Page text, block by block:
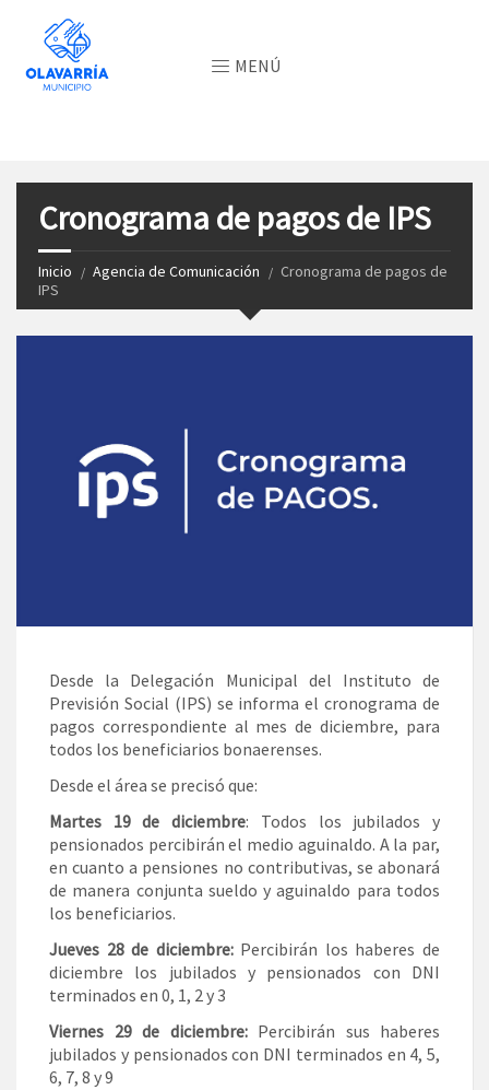
MENÚ
Cronograma de pagos de IPS
Inicio Agencia de Comunicación
Cronograma de pagos de
IPS
Desde la Delegación Municipal del Instituto de
Previsión Social (IPS) se informa el cronograma de
pagos correspondiente al mes de diciembre, para
todos los beneficiarios bonaerenses.
Desde el área se precisó que:
Martes 19 de diciembre: Todos los jubilados y
pensionados percibirán el medio aguinaldo. A la par,
en cuanto a pensiones no contributivas, se abonará
de manera conjunta sueldo y aguinaldo para todos
los beneficiarios.
Jueves 28 de diciembre:Percibirán los haberes de
diciembre los jubilados y pensionados con DNI
terminados en 0, 1, 2 y 3
Viernes 29 de diciembre:Percibirán sus haberes
jubilados y pensionados con DNI terminados en 4, 5,
6, 7, 8 y 9